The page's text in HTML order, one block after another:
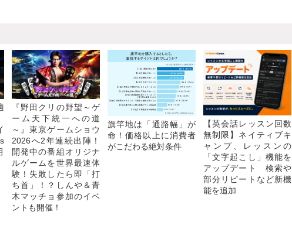
『野田クリの野望～ゲ
ーム天下統一への道
～』東京ゲームショウ
2026へ2年連続出陣！
開発中の番組オリジナ
ルゲームを世界最速体
験！失敗したら即「打
ち首」！？しんや＆青
木マッチョ参加のイベ
ントも開催！
旗竿地は「通路幅」が
命！価格以上に消費者
がこだわる絶対条件
【英会話レッスン回数
無制限】ネイティブキ
ャンプ、レッスンの
「文字起こし」機能を
アップデート 検索や
部分リピートなど新機
能を追加